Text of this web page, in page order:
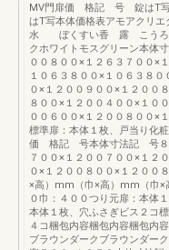
MV門扉価 格記 号 錠はT
はT写本体価格表アモアク
水 ぼくすい香 露 こうろ
クホワイトモスグリーン本体
００８００×１２６３７００×
１０６３８００×１０６３８
０×１２００９００×１２００
８００×１２００４００×１０
００６００×１２００８００×
標準扉：本体１枚、戸当り化
価 格記 号本体寸法記 号８
７００×１２００７００×１２
０×１２００８００×１２０
×高）mm（巾×高）mm（巾
０巾：４００つり元扉：本体
本体１枚、穴ふさぎビス２コ
４コ梱包内容梱包内容梱包内
ブラウンダークブラウンダー